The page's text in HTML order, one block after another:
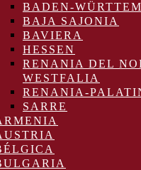
BADEN-
BAJA SAJONIA
BAVIERA
HESSEN
RENANIA DEL
WESTFALIA
RENANIA-
SARRE